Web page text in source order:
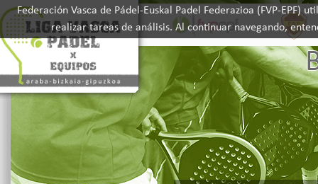
Federación Vasca de Pádel-Euskal Padel Federazioa (FVP-
realizar tareas de análisis. Al continuar navegando,